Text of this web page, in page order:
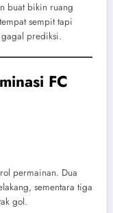
buat bikin ruang
sempit tapi
prediksi.
FC
permainan. Dua
sementara tiga
gol.